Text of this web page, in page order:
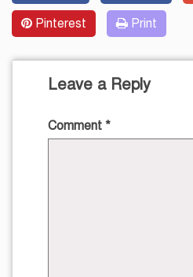
Pinterest Print
Leave a Reply
Comment *